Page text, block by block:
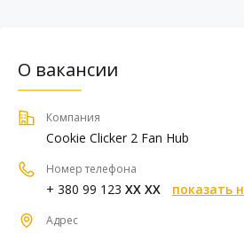
О вакансии
Компания
Cookie Clicker 2 Fan Hub
Номер телефона
+ 380 99 123 XX XX показать
Адрес